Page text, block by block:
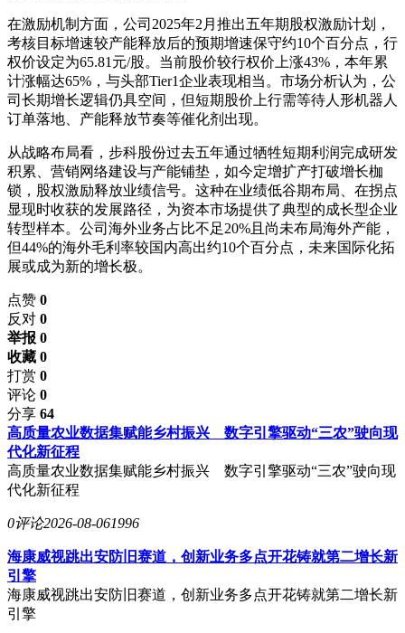
在激励机制方面，公司2025年2月推出五年期股权激励计划，
考核目标增速较产能释放后的预期增速保守约10个百分点，行
权价设定为65.81元/股。当前股价较行权价上涨43%，本年累
计涨幅达65%，与头部Tier1企业表现相当。市场分析认为，公
司长期增长逻辑仍具空间，但短期股价上行需等待人形机器人
订单落地、产能释放节奏等催化剂出现。
从战略布局看，步科股份过去五年通过牺牲短期利润完成研发
积累、营销网络建设与产能铺垫，如今定增扩产打破增长枷
锁，股权激励释放业绩信号。这种在业绩低谷期布局、在拐点
显现时收获的发展路径，为资本市场提供了典型的成长型企业
转型样本。公司海外业务占比不足20%且尚未布局海外产能，
但44%的海外毛利率较国内高出约10个百分点，未来国际化拓
展或成为新的增长极。
点赞 0
反对 0
举报 0
收藏 0
打赏 0
评论 0
分享 64
高质量农业数据集赋能乡村振兴 数字引擎驱动“三农”驶向现
代化新征程
高质量农业数据集赋能乡村振兴 数字引擎驱动“三农”驶向现
代化新征程
0评论2026-08-061996
海康威视跳出安防旧赛道，创新业务多点开花铸就第二增长新
引擎
海康威视跳出安防旧赛道，创新业务多点开花铸就第二增长新
引擎